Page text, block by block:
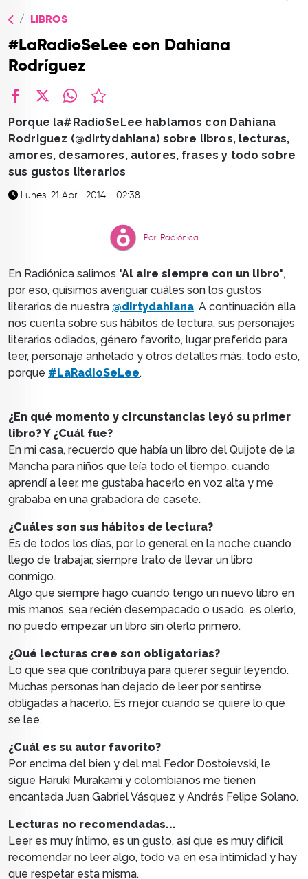
CONTACTO
LIBROS
#LaRadioSeLee con Dahiana
Rodríguez
Porque la#RadioSeLee hablamos con Dahiana
Rodriguez (@dirtydahiana) sobre libros, lecturas,
amores, desamores, autores, frases y todo sobre
sus gustos literarios
Lunes, 21 Abril, 2014 - 02:38
Por: Radiónica
En Radiónica salimos 'Al aire siempre con un libro',
por eso, quisimos averiguar cuáles son los gustos
literarios de nuestra @dirtydahiana. A continuación ella
nos cuenta sobre sus hábitos de lectura, sus personajes
literarios odiados, género favorito, lugar preferido para
leer, personaje anhelado y otros detalles más, todo esto,
porque #LaRadioSeLee.
¿En qué momento y circunstancias leyó su primer
libro? Y ¿Cuál fue?
En mi casa, recuerdo que había un libro del Quijote de la
Mancha para niños que leía todo el tiempo, cuando
aprendí a leer, me gustaba hacerlo en voz alta y me
grababa en una grabadora de casete.
¿Cuáles son sus hábitos de lectura?
Es de todos los días, por lo general en la noche cuando
llego de trabajar, siempre trato de llevar un libro
conmigo.
Algo que siempre hago cuando tengo un nuevo libro en
mis manos, sea recién desempacado o usado, es olerlo,
no puedo empezar un libro sin olerlo primero.
¿Qué lecturas cree son obligatorias?
Lo que sea que contribuya para querer seguir leyendo.
Muchas personas han dejado de leer por sentirse
obligadas a hacerlo. Es mejor cuando se quiere lo que
se lee.
¿Cuál es su autor favorito?
Por encima del bien y del mal Fedor Dostoievski, le
sigue Haruki Murakami y colombianos me tienen
encantada Juan Gabriel Vásquez y Andrés Felipe Solano.
Lecturas no recomendadas...
Leer es muy íntimo, es un gusto, así que es muy difícil
recomendar no leer algo, todo va en esa intimidad y hay
que respetar esta misma.